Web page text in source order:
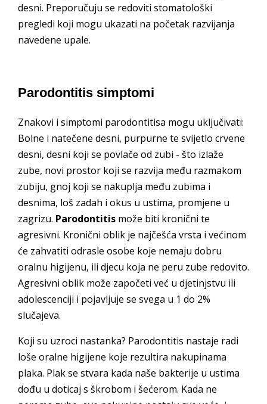
desni. Preporučuju se redoviti stomatološki
pregledi koji mogu ukazati na početak razvijanja
navedene upale.
Parodontitis simptomi
Znakovi i simptomi parodontitisa mogu uključivati:
Bolne i natečene desni, purpurne te svijetlo crvene
desni, desni koji se povlače od zubi - što izlaže
zube, novi prostor koji se razvija među razmakom
zubiju, gnoj koji se nakuplja među zubima i
desnima, loš zadah i okus u ustima, promjene u
zagrizu. Parodontitis može biti kronični te
agresivni. Kronični oblik je najčešća vrsta i većinom
će zahvatiti odrasle osobe koje nemaju dobru
oralnu higijenu, ili djecu koja ne peru zube redovito.
Agresivni oblik može započeti već u djetinjstvu ili
adolescenciji i pojavljuje se svega u 1 do 2%
slučajeva.
Koji su uzroci nastanka? Parodontitis nastaje radi
loše oralne higijene koje rezultira nakupinama
plaka. Plak se stvara kada naše bakterije u ustima
dođu u doticaj s škrobom i šećerom. Kada ne